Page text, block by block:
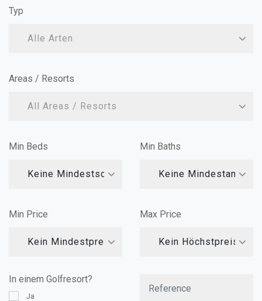
Typ
Alle Arten
Areas / Resorts
All Areas / Resorts
Min Beds
Keine Mindestschlafzimmer
Min Baths
Keine Mindestanzahl
Min Price
Kein Mindestpreis
Max Price
Kein Höchstpreis
In einem Golfresort?
Ja